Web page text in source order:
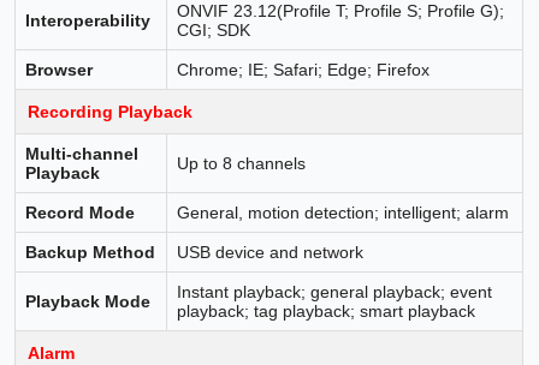
Interoperability
ONVIF 23.12(Profile T; Profile S; Profile G);
CGI; SDK
Browser Chrome; IE; Safari; Edge; Firefox
Recording Playback
Multi-channel
Playback
Up to 8 channels
Record Mode General, motion detection; intelligent; alarm
Backup Method USB device and network
Playback Mode
Instant playback; general playback; event
playback; tag playback; smart playback
Alarm